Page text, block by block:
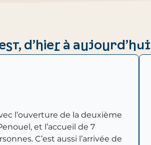
d’hier à aujourd’hui
l’ouverture de la deuxième
et l’accueil de 7
C’est aussi l’arrivée de